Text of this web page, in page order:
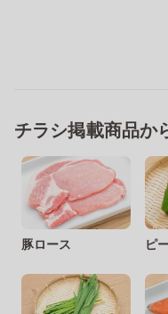
チラシ掲載商品か
豚ロース ピ